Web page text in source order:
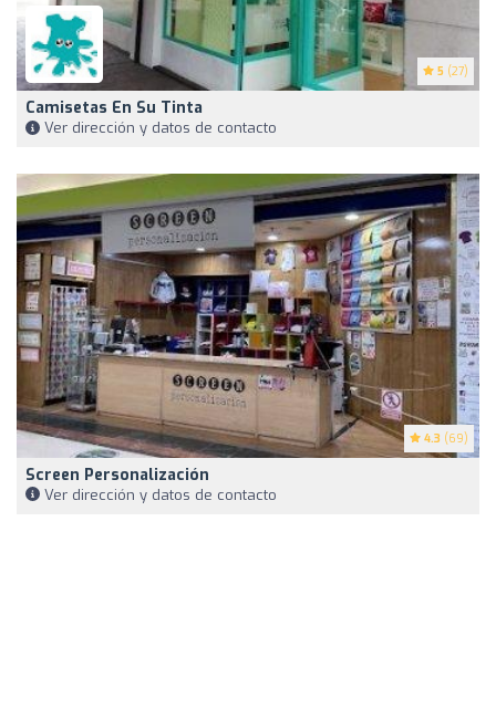
5 (27)
Camisetas En Su Tinta
Ver dirección y datos de contacto
4.3 (69)
Screen Personalización
Ver dirección y datos de contacto